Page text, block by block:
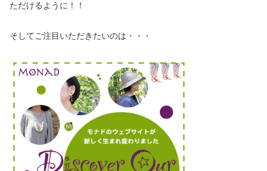
ただけるように！！
そしてご注目いただきたいのは・・・